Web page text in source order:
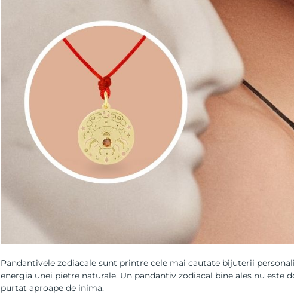
Pandantivele zodiacale sunt printre cele mai cautate bijuterii
energia unei pietre naturale. Un pandantiv zodiacal bine ales nu este
purtat aproape de inima.